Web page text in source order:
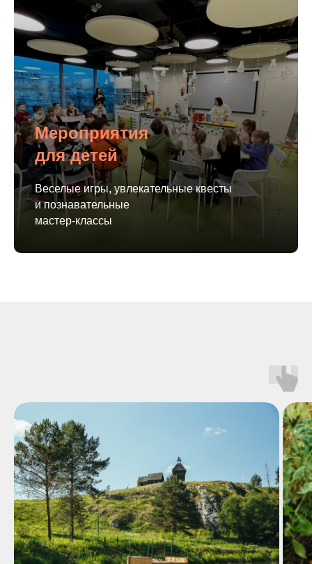
Мероприятия
для детей
Веселые игры, увлекательные квесты
и познавательные
мастер-классы